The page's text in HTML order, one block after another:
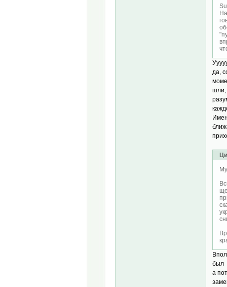
да,
шли,
был
а